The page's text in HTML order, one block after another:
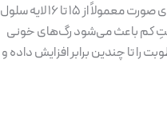
)، مانند یک سپر محکم در برابر از دست رفتن آب بدن عمل می‌کند. پوست عادی صورت معمولاً از ۱۵ تا ۱۶ لایه سلول
۳ تا ۵ لایه سلولی تشکیل شده است. این ضخامتِ کم باعث می‌شود رگ‌های خونی
را تا چندین برابر افزایش داده و